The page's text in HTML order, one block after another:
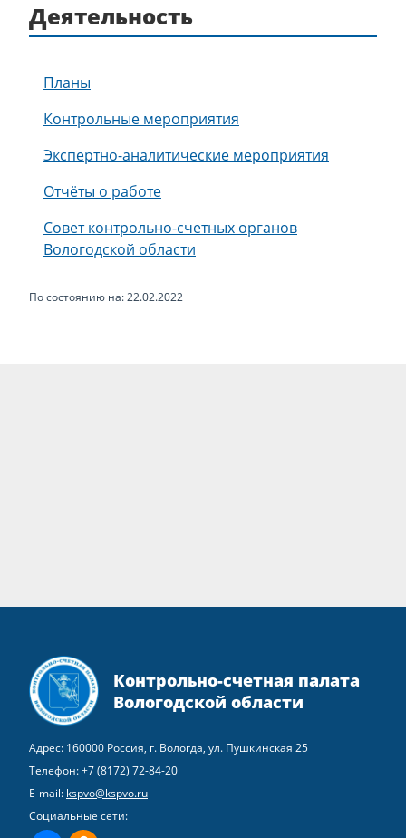
Деятельность
Планы
Контрольные мероприятия
Экспертно-аналитические мероприятия
Отчёты о работе
Совет контрольно-счетных органов
Вологодской области
По состоянию на: 22.02.2022
Контрольно-счетная палата
Вологодской области
Адрес: 160000 Россия, г. Вологда, ул. Пушкинская 25
Телефон:+7 (8172) 72-84-20
E-mail: kspvo@kspvo.ru
Социальные сети: